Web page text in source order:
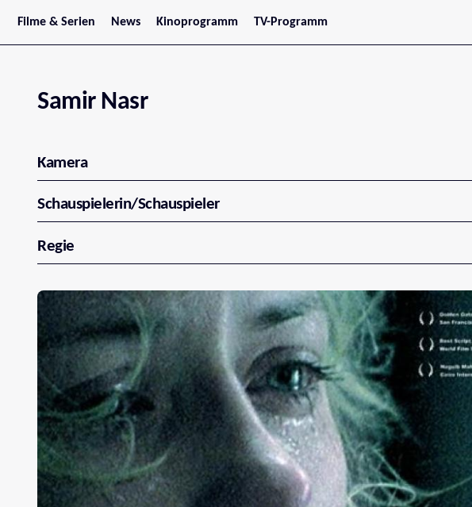
Filme & Serien
Trailer
Serienarchiv
News
Stars
Kinoprogramm
Jetzt im Kino
Tirol
Vorarlberg
TV-Programm
Samir Nasr
Kamera
Schauspielerin/Schauspieler
Regie